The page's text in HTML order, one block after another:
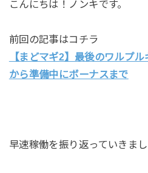
こんにちは！ノンキです。
前回の記事はコチラ
【まどマギ2】最後のワルプ
から準備中にボーナスまで
早速稼働を振り返っていきまし